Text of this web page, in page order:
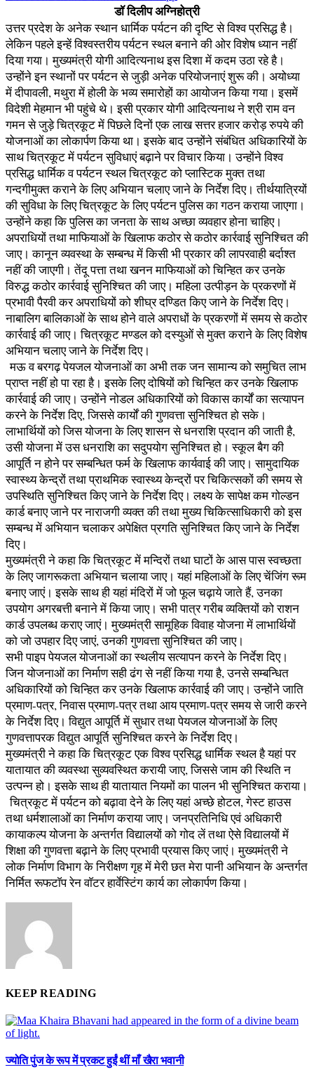
डॉ दिलीप अग्निहोत्री
उत्तर प्रदेश के अनेक स्थान धार्मिक पर्यटन की दृष्टि से विश्व प्रसिद्ध है।
लेकिन पहले इन्हें विश्वस्तरीय पर्यटन स्थल बनाने की ओर विशेष ध्यान नहीं
दिया गया। मुख्यमंत्री योगी आदित्यनाथ इस दिशा में कदम उठा रहे है।
उन्होंने इन स्थानों पर पर्यटन से जुड़ी अनेक परियोजनाएं शुरू की। अयोध्या
में दीपावली, मथुरा में होली के भव्य समारोहों का आयोजन किया गया। इसमें
विदेशी मेहमान भी पहुंचे थे। इसी प्रकार योगी आदित्यनाथ ने श्री राम वन
गमन से जुड़े चित्रकूट में पिछले दिनों एक लाख सत्तर हजार करोड़ रुपये की
योजनाओं का लोकार्पण किया था। इसके बाद उन्होंने संबंधित अधिकारियों के
साथ चित्रकूट में पर्यटन सुविधाएं बढ़ाने पर विचार किया। उन्होंने विश्व
प्रसिद्ध धार्मिक व पर्यटन स्थल चित्रकूट को प्लास्टिक मुक्त तथा
गन्दगीमुक्त कराने के लिए अभियान चलाए जाने के निर्देश दिए। तीर्थयात्रियों
की सुविधा के लिए चित्रकूट के लिए पर्यटन पुलिस का गठन कराया जाएगा।
उन्होंने कहा कि पुलिस का जनता के साथ अच्छा व्यवहार होना चाहिए।
अपराधियों तथा माफियाओं के खिलाफ कठोर से कठोर कार्रवाई सुनिश्चित की
जाए। कानून व्यवस्था के सम्बन्ध में किसी भी प्रकार की लापरवाही बर्दाश्त
नहीं की जाएगी। तेंदू पत्ता तथा खनन माफियाओं को चिन्हित कर उनके
विरुद्ध कठोर कार्रवाई सुनिश्चित की जाए। महिला उत्पीड़न के प्रकरणों में
प्रभावी पैरवी कर अपराधियों को शीघ्र दण्डित किए जाने के निर्देश दिए।
नाबालिग बालिकाओं के साथ होने वाले अपराधों के प्रकरणों में समय से कठोर
कार्रवाई की जाए। चित्रकूट मण्डल को दस्युओं से मुक्त कराने के लिए विशेष
अभियान चलाए जाने के निर्देश दिए।
मऊ व बरगढ़ पेयजल योजनाओं का अभी तक जन सामान्य को समुचित लाभ
प्राप्त नहीं हो पा रहा है। इसके लिए दोषियों को चिन्हित कर उनके खिलाफ
कार्रवाई की जाए। उन्होंने नोडल अधिकारियों को विकास कार्यों का सत्यापन
करने के निर्देश दिए, जिससे कार्यों की गुणवत्ता सुनिश्चित हो सके।
लाभार्थियों को जिस योजना के लिए शासन से धनराशि प्रदान की जाती है,
उसी योजना में उस धनराशि का सदुपयोग सुनिश्चित हो। स्कूल बैग की
आपूर्ति न होने पर सम्बन्धित फर्म के खिलाफ कार्यवाई की जाए। सामुदायिक
स्वास्थ्य केन्द्रों तथा प्राथमिक स्वास्थ्य केन्द्रों पर चिकित्सकों की समय से
उपस्थिति सुनिश्चित किए जाने के निर्देश दिए। लक्ष्य के सापेक्ष कम गोल्डन
कार्ड बनाए जाने पर नाराजगी व्यक्त की तथा मुख्य चिकित्साधिकारी को इस
सम्बन्ध में अभियान चलाकर अपेक्षित प्रगति सुनिश्चित किए जाने के निर्देश
दिए।
मुख्यमंत्री ने कहा कि चित्रकूट में मन्दिरों तथा घाटों के आस पास स्वच्छता
के लिए जागरूकता अभियान चलाया जाए। यहां महिलाओं के लिए चेंजिंग रूम
बनाए जाएं। इसके साथ ही यहां मंदिरों में जो फूल चढ़ाये जाते हैं, उनका
उपयोग अगरबत्ती बनाने में किया जाए। सभी पात्र गरीब व्यक्तियों को राशन
कार्ड उपलब्ध कराए जाएं। मुख्यमंत्री सामूहिक विवाह योजना में लाभार्थियों
को जो उपहार दिए जाएं, उनकी गुणवत्ता सुनिश्चित की जाए।
सभी पाइप पेयजल योजनाओं का स्थलीय सत्यापन करने के निर्देश दिए।
जिन योजनाओं का निर्माण सही ढंग से नहीं किया गया है, उनसे सम्बन्धित
अधिकारियों को चिन्हित कर उनके खिलाफ कार्रवाई की जाए। उन्होंने जाति
प्रमाण-पत्र, निवास प्रमाण-पत्र तथा आय प्रमाण-पत्र समय से जारी करने
के निर्देश दिए। विद्युत आपूर्ति में सुधार तथा पेयजल योजनाओं के लिए
गुणवत्तापरक विद्युत आपूर्ति सुनिश्चित करने के निर्देश दिए।
मुख्यमंत्री ने कहा कि चित्रकूट एक विश्व प्रसिद्ध धार्मिक स्थल है यहां पर
यातायात की व्यवस्था सुव्यवस्थित करायी जाए, जिससे जाम की स्थिति न
उत्पन्न हो। इसके साथ ही यातायात नियमों का पालन भी सुनिश्चित कराया।
चित्रकूट में पर्यटन को बढ़ावा देने के लिए यहां अच्छे होटल, गेस्ट हाउस
तथा धर्मशालाओं का निर्माण कराया जाए। जनप्रतिनिधि एवं अधिकारी
कायाकल्प योजना के अन्तर्गत विद्यालयों को गोद लें तथा ऐसे विद्यालयों में
शिक्षा की गुणवत्ता बढ़ाने के लिए प्रभावी प्रयास किए जाएं। मुख्यमंत्री ने
लोक निर्माण विभाग के निरीक्षण गृह में मेरी छत मेरा पानी अभियान के अन्तर्गत
निर्मित रूफटाॅप रेन वाॅटर हार्वेस्टिंग कार्य का लोकार्पण किया।
KEEP READING
ज्योति पुंज के रूप में प्रकट हुईं थीं माँ खैरा भवानी